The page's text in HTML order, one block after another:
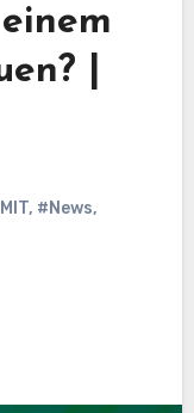
|
, #News,